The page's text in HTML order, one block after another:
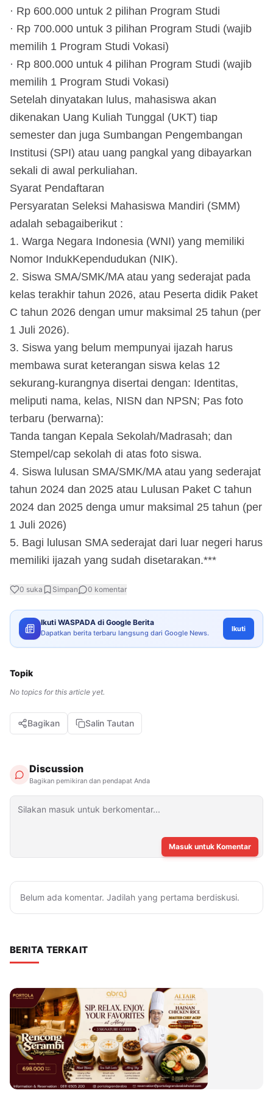
· Rp 600.000 untuk 2 pilihan Program Studi
· Rp 700.000 untuk 3 pilihan Program Studi (wajib
memilih 1 Program Studi Vokasi)
· Rp 800.000 untuk 4 pilihan Program Studi (wajib
memilih 1 Program Studi Vokasi)
Setelah dinyatakan lulus, mahasiswa akan
dikenakan Uang Kuliah Tunggal (UKT) tiap
semester dan juga Sumbangan Pengembangan
Institusi (SPI) atau uang pangkal yang dibayarkan
sekali di awal perkuliahan.
Syarat Pendaftaran
Persyaratan Seleksi Mahasiswa Mandiri (SMM)
adalah sebagaiberikut :
1. Warga Negara Indonesia (WNI) yang memiliki
Nomor IndukKependudukan (NIK).
2. Siswa SMA/SMK/MA atau yang sederajat pada
kelas terakhir tahun 2026, atau Peserta didik Paket
C tahun 2026 dengan umur maksimal 25 tahun (per
1 Juli 2026).
3. Siswa yang belum mempunyai ijazah harus
membawa surat keterangan siswa kelas 12
sekurang-kurangnya disertai dengan: Identitas,
meliputi nama, kelas, NISN dan NPSN; Pas foto
terbaru (berwarna):
Tanda tangan Kepala Sekolah/Madrasah; dan
Stempel/cap sekolah di atas foto siswa.
4. Siswa lulusan SMA/SMK/MA atau yang sederajat
tahun 2024 dan 2025 atau Lulusan Paket C tahun
2024 dan 2025 denga umur maksimal 25 tahun (per
1 Juli 2026)
5. Bagi lulusan SMA sederajat dari luar negeri harus
memiliki ijazah yang sudah disetarakan.***
0 suka Simpan 0 komentar
Ikuti WASPADA di Google Berita
Dapatkan berita terbaru langsung dari Google News. Ikuti
Topik
No topics for this article yet.
Bagikan Salin Tautan
Discussion
Bagikan pemikiran dan pendapat Anda
Masuk untuk Komentar
Belum ada komentar. Jadilah yang pertama berdiskusi.
BERITA TERKAIT